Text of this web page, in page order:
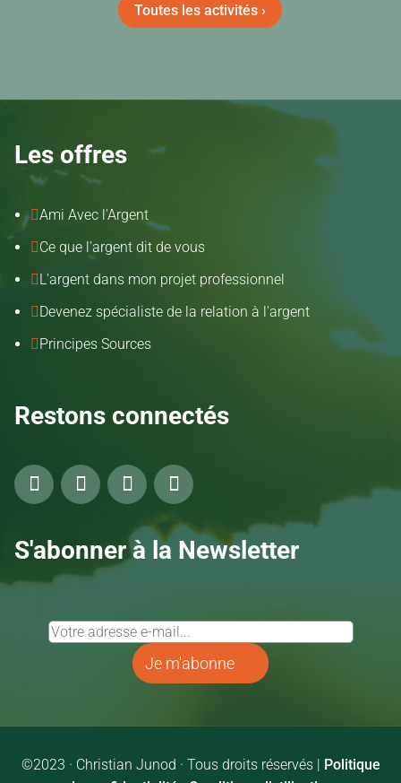
Toutes les activités ›
Les offres
Ami Avec l'Argent
Ce que l'argent dit de vous
 L'argent dans mon projet professionnel
 Devenez spécialiste de la relation à l'argent
 Principes Sources
Restons connectés
S'abonner à la Newsletter
Je m'abonne
©2023 · Christian Junod · Tous droits réservés |
Politique